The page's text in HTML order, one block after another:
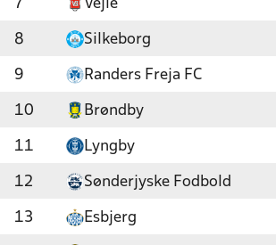
7 Vejle
8 Silkeborg
9 Randers Freja FC
10 Brøndby
11 Lyngby
12 Sønderjyske Fodbold
13 Esbjerg